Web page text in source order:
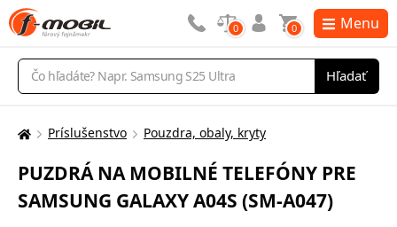
Vyhľadávanie
Hľadať
0 0 Menu
Tu
nachádzate:
Príslušenstvo Pouzdra, obaly, kryty
PUZDRÁ NA MOBILNÉ TELEFÓNY PRE
SAMSUNG GALAXY A04S (SM-A047)